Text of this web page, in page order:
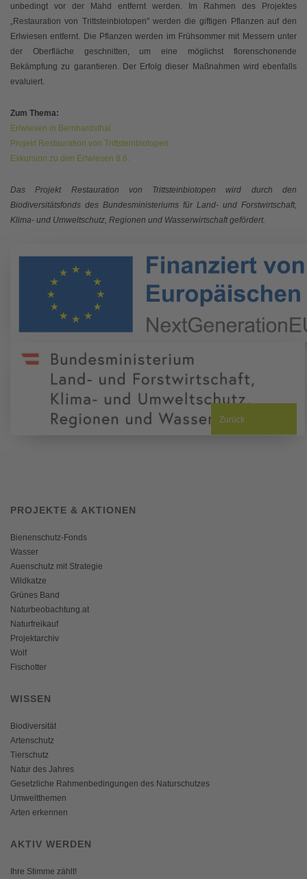
unbedingt vor der Mahd entfernt werden. Im Rahmen des Projektes
„Restauration von Trittsteinbiotopen" werden die giftigen Pflanzen auf den
Erlwiesen entfernt. Die Pflanzen werden im Frühsommer mit Messern unter
der Oberfläche geschnitten, um eine möglichst florenschonende
Bekämpfung zu garantieren. Der Erfolg dieser Maßnahmen wird ebenfalls
evaluiert.
Zum Thema:
Erlwiesen in Bernhardsthal
Projekt Restauration von Trittsteinbiotopen
Exkursion zu den Erlwiesen 8.6.
Das Projekt Restauration von Trittsteinbiotopen wird durch den
Biodiversitätsfonds des Bundesministeriums für Land- und Forstwirtschaft,
Klima- und Umweltschutz, Regionen und Wasserwirtschaft gefördert.
Zurück
PROJEKTE & AKTIONEN
Bienenschutz-Fonds
Wasser
Auenschutz mit Strategie
Wildkatze
Grünes Band
Naturbeobachtung.at
Naturfreikauf
Projektarchiv
Wolf
Fischotter
WISSEN
Biodiversität
Artenschutz
Tierschutz
Natur des Jahres
Gesetzliche Rahmenbedingungen des Naturschutzes
Umweltthemen
Arten erkennen
AKTIV WERDEN
Ihre Stimme zählt!